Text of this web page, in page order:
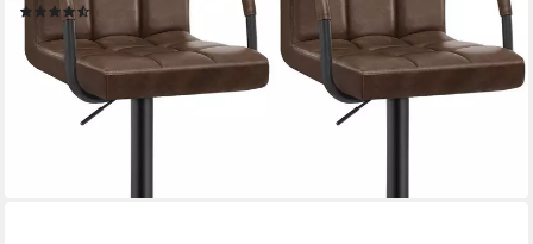
92,62 € UVP199,99 €
nur bis Dienstag
(46,31 €/ 1 Stk)
lieferbar - in 3-4 Werktagen bei dir